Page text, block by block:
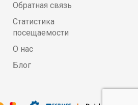
Обратная связь
Статистика
посещаемости
О нас
Блог